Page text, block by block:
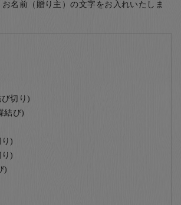
名前（贈り主）の文字をお入れいたしま
切り)
結び)
)
)
)